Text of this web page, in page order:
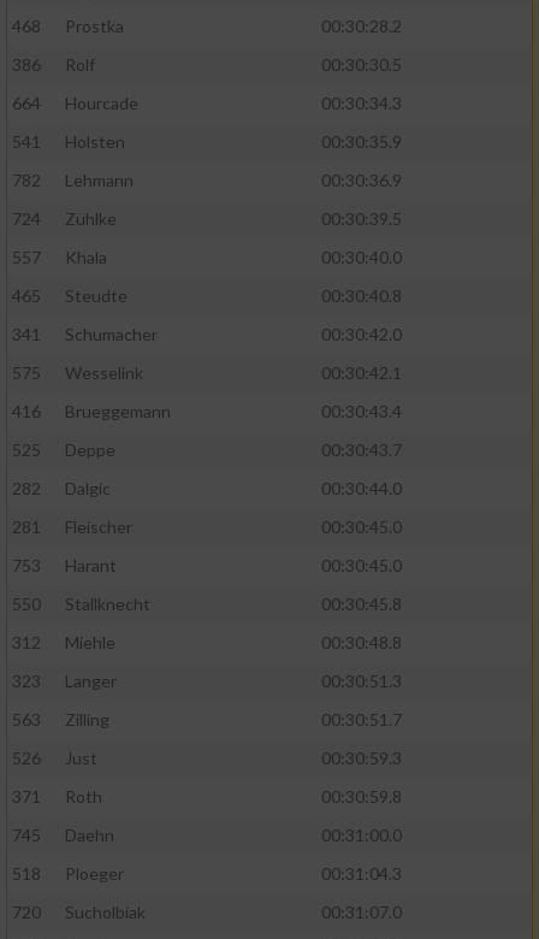
468
Prostka
00:30:28.2
386
Rolf
00:30:30.5
664
Hourcade
00:30:34.3
541
Holsten
00:30:35.9
782
Lehmann
00:30:36.9
724
Zühlke
00:30:39.5
557
Khala
00:30:40.0
465
Steudte
00:30:40.8
341
Schumacher
00:30:42.0
575
Wesselink
00:30:42.1
416
Brueggemann
00:30:43.4
525
Deppe
00:30:43.7
282
Dalgic
00:30:44.0
281
Fleischer
00:30:45.0
753
Harant
00:30:45.0
550
Stallknecht
00:30:45.8
312
Miehle
00:30:48.8
323
Langer
00:30:51.3
563
Zilling
00:30:51.7
526
Just
00:30:59.3
371
Roth
00:30:59.8
745
Daehn
00:31:00.0
518
Ploeger
00:31:04.3
720
Sucholbiak
00:31:07.0